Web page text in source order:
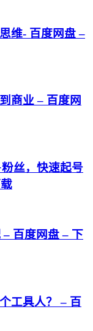
维- 百度网盘 –
商业 – 百度网
丝，快速起号
百度网盘 – 下
工具人？ – 百